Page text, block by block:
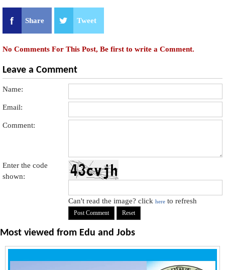
Share Tweet
No Comments For This Post, Be first to write a Comment.
Leave a Comment
Name:
Email:
Comment:
Enter the code
shown:
Can't read the image? clickhere to refresh
Most viewed from Edu and Jobs